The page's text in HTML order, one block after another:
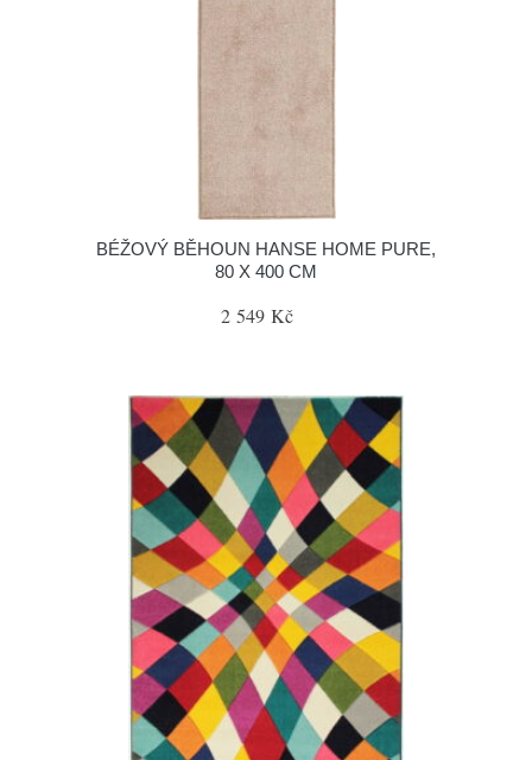
BÉŽOVÝ BĚHOUN HANSE HOME PURE,
80 X 400 CM
2 549 Kč